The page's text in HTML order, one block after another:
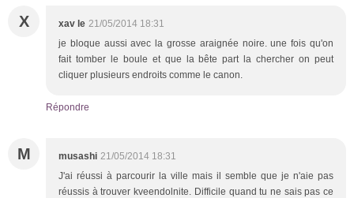
X xav le 21/05/2014 18:31
je bloque aussi avec la grosse araignée noire. une fois qu'on
fait tomber le boule et que la bête part la chercher on peut
cliquer plusieurs endroits comme le canon.
Répondre
M musashi 21/05/2014 18:31
J'ai réussi à parcourir la ville mais il semble que je n'aie pas
réussis à trouver kveendolnite. Difficile quand tu ne sais pas ce